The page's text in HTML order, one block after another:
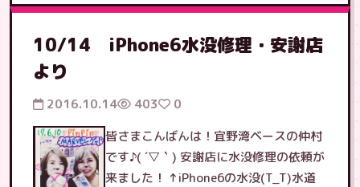
10/14 iPhone6水没修理・安謝店
より
2016.10.14 403
0
皆さまこんばんは！宜野湾ベースの仲村
です♪( ´▽｀) 安謝店に水没修理の依頼が
来ました！ ↑iPhone6の水没(T_T)水道